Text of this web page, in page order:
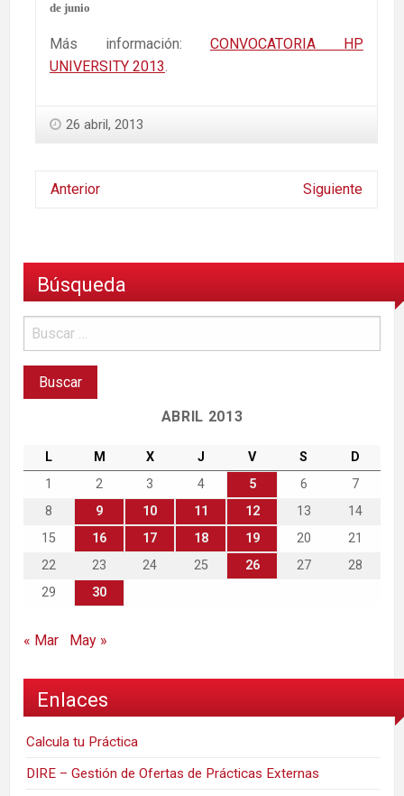
de junio
Más información: CONVOCATORIA HP
UNIVERSITY 2013.
26 abril, 2013
Anterior Siguiente
Búsqueda
ABRIL 2013
L M X J V S
D
1
2 3 4 5 6
7
8
9 10 11 12 13
14
15
16 17 18 19 20
21
22
23 24 25 26 27
28
29
30
« Mar May »
Enlaces
Calcula tu Práctica
DIRE – Gestión de Ofertas de Prácticas Externas